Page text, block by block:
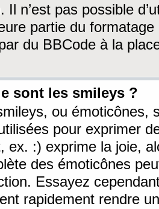
Il n’est pas possible
partie du
du BBCode à la
sont les smileys ?
ou émoticônes,
pour exprimer
ex. :) exprime la joie,
des émoticônes
Essayez
rapidement rendre